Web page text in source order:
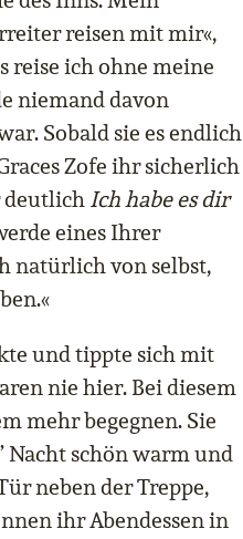
reisen mit mir«,
reise ich ohne meine
niemand davon
Sobald sie es endlich
Zofe ihr sicherlich
deutlichIch habe es dir
eines Ihrer
natürlich von selbst,
und tippte sich mit
nie hier. Bei diesem
mehr begegnen. Sie
Nacht schön warm und
neben der Treppe,
ihr Abendessen in